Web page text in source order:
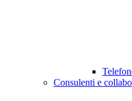
Consulenti e